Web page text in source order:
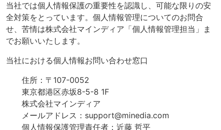
当社では個人情報保護の重要性を認識し、可能な限りの安
全対策をとっています。個人情報管理についてのお問合
せ、苦情は株式会社マインディア「個人情報管理担当」ま
でお願いいたします。
当社における個人情報お問い合わせ窓口
住所：〒107-0052
東京都港区赤坂8-5-8 1F
株式会社マインディア
メールアドレス：support@minedia.com
個人情報保護管理責任者：近藤 哲平